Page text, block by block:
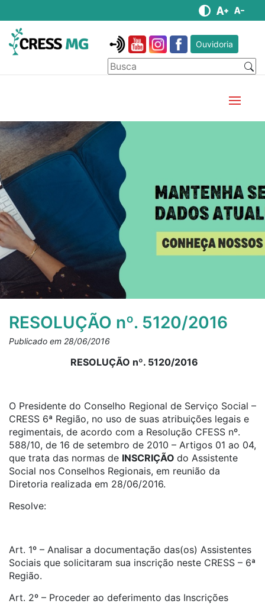
Ouvidoria
RESOLUÇÃO nº. 5120/2016
Publicado em 28/06/2016
RESOLUÇÃO nº. 5120/2016
O Presidente do Conselho Regional de Serviço Social –
CRESS 6ª Região, no uso de suas atribuições legais e
regimentais, de acordo com a Resolução CFESS nº.
588/10, de 16 de setembro de 2010 – Artigos 01 ao 04,
que trata das normas de INSCRIÇÃO do Assistente
Social nos Conselhos Regionais, em reunião da
Diretoria realizada em 28/06/2016.
Resolve:
Art. 1º – Analisar a documentação das(os) Assistentes
Sociais que solicitaram sua inscrição neste CRESS – 6ª
Região.
Art. 2º – Proceder ao deferimento das Inscrições